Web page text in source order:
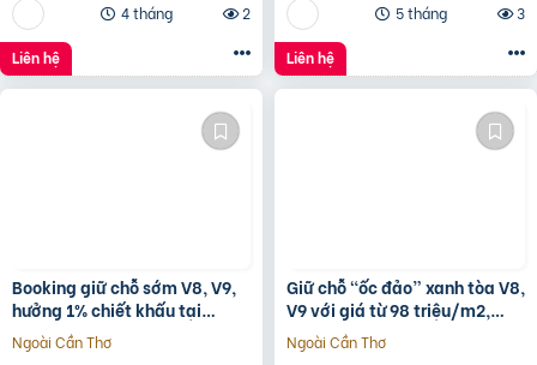
4 tháng
2
Liên hệ
5 tháng
3
Liên hệ
Booking giữ chỗ sớm V8, V9,
hưởng 1% chiết khấu tại
Sunshine Sky City để đón đầu
hạ tầng phát triển
Ngoài Cần Thơ
Giữ chỗ “ốc đảo” xanh tòa V8,
V9 với giá từ 98 triệu/m2,
hưởng 1% chiết khấu booking
sớm tại
Ngoài Cần Thơ